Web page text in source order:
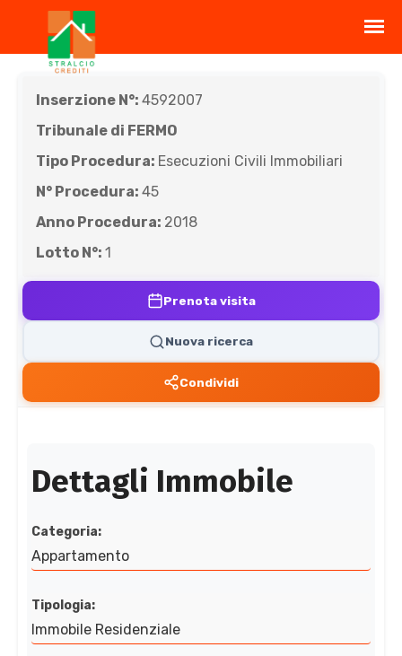
Inserzione N°: 4592007
Tribunale di FERMO
Tipo Procedura: Esecuzioni Civili Immobiliari
N° Procedura: 45
Anno Procedura: 2018
Lotto N°: 1
Prenota visita
Nuova ricerca
Condividi
Dettagli Immobile
Categoria:
Appartamento
Tipologia:
Immobile Residenziale